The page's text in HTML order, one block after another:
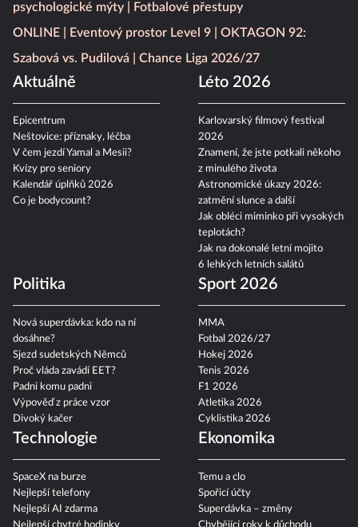
psychologické mýty
Fotbalové přestupy
ONLINE
Eventový prostor Level 9
OKTAGON 92:
Szabová vs. Pudilová
Chance Liga 2026/27
Aktuálně
Epicentrum
Neštovice: příznaky, léčba
V čem jezdí Yamal a Mesii?
Kvízy pro seniory
Kalendář úplňků 2026
Co je bodycount?
Léto 2026
Karlovarský filmový festival
2026
Znamení, že jste potkali někoho
z minulého života
Astronomické úkazy 2026:
zatmění slunce a další
Jak obléci miminko při vysokých
teplotách?
Jak na dokonalé letní mojito
6 lehkých letních salátů
Politika
Nová superdávka: kdo na ní
dosáhne?
Sjezd sudetských Němců
Proč vláda zavádí EET?
Padni komu padni
Výpověď z práce vzor
Divoký kačer
Sport 2026
MMA
Fotbal 2026/27
Hokej 2026
Tenis 2026
F1 2026
Atletika 2026
Cyklistika 2026
Technologie
SpaceX na burze
Nejlepší telefony
Nejlepší AI zdarma
Ekonomika
Temu a clo
Spořicí účty
Superdávka – změny